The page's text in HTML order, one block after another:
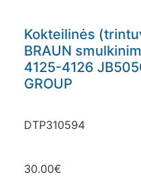
Kokteilinės
BRAUN
4125-4126
GROUP
DTP310594
30.00€